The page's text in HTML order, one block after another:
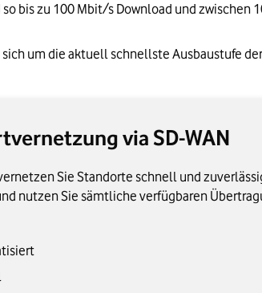
bis zu 100 Mbit/s Download und zwischen
um die aktuell schnellste Ausbaustufe
via SD-WAN
Sie Standorte schnell und
nutzen Sie sämtliche verfügbaren